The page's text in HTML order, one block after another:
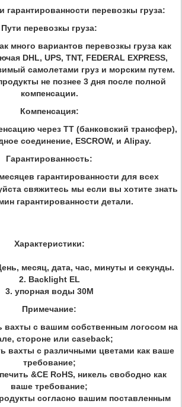
гарантированности перевозкы груза:
Пути перевозкы груза:
много вариантов перевозкы груза как
DHL, UPS, TNT, FEDERAL EXPRESS,
самолетами груз и морским путем.
не познее 3 дня после полной
компенсации.
Компенсация:
через TT (банковский трансфер),
соединение, ESCROW, и Alipay.
Гарантированность:
гарантированности для всех
свяжитесь мы если вы хотите знать
гарантированности детали.
Характеристики:
месяц, дата, час, минуты и секунды.
2. Backlight EL
3. упорная воды 30M
Примечание:
с вашим собственным логосом на
стороне или caseback;
вахты с различными цветами как ваше
требование;
&CE RoHS, никель свободно как
ваше требование;
согласно вашим поставленным